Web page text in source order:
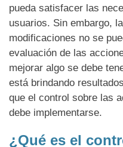
pueda satisfacer las
usuarios. Sin embargo,
modificaciones no se
evaluación de las
mejorar algo se debe
está brindando
que el control sobre las
debe implementarse.
¿Qué es el